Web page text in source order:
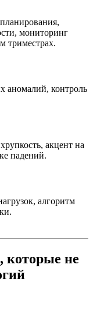
мониторинг
триместрах.
аномалий, контроль
акцент на
падений.
алгоритм
которые не